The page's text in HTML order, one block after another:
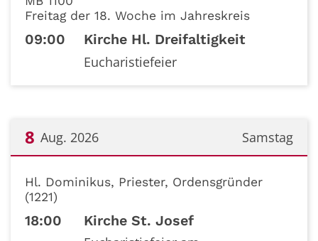
Freitag der 18. Woche im Jahreskreis
09:00 Kirche Hl. Dreifaltigkeit
Eucharistiefeier
Samstag
8 Aug. 2026
Hl. Dominikus, Priester, Ordensgründer
(1221)
18:00 Kirche St. Josef